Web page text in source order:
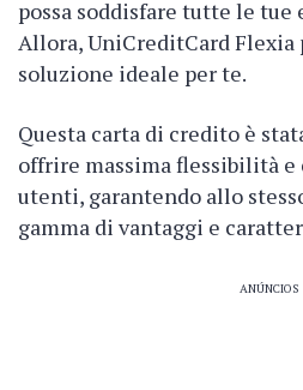
possa soddisfare tutte le
Allora, UniCreditCard Flexia
soluzione ideale per te.
Questa carta di credito è
offrire massima flessibilità e
utenti, garantendo allo
gamma di vantaggi e
ANÚNCIOS